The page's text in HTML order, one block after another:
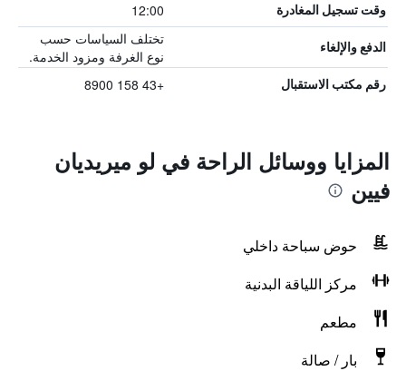
وقت تسجيل المغادرة 12:00
الدفع والإلغاء
تختلف السياسات حسب
نوع الغرفة ومزود الخدمة.
رقم مكتب الاستقبال +43 158 8900
المزايا ووسائل الراحة في لو ميريديان
فيين
حوض سباحة داخلي
مركز اللياقة البدنية
مطعم
بار / صالة